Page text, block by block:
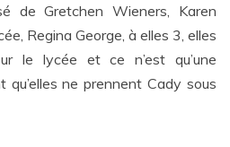
de Gretchen Wieners, Karen
Regina George, à elles 3, elles
le lycée et ce n’est qu’une
ne prennent Cady sous